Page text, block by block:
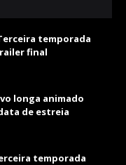
Terceira temporada
final
longa animado
de estreia
temporada